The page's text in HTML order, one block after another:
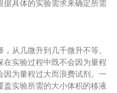
据具体的实验需求来确定所需
从几微升到几千微升不等。
在实验过程中既不会因为量程
因为量程过大而浪费试剂。一
盖实验所需的大小体积的移液